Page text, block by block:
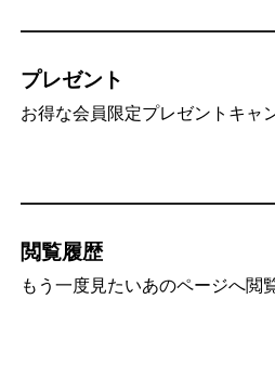
プレゼント
お得な会員限定プレゼントキャ
閲覧履歴
もう一度見たいあのページへ閲